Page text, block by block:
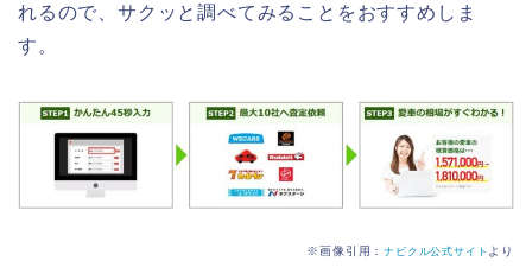
れるので、サクッと調べてみることをおすすめしま
す。
※画像引用：ナビクル公式サイト より